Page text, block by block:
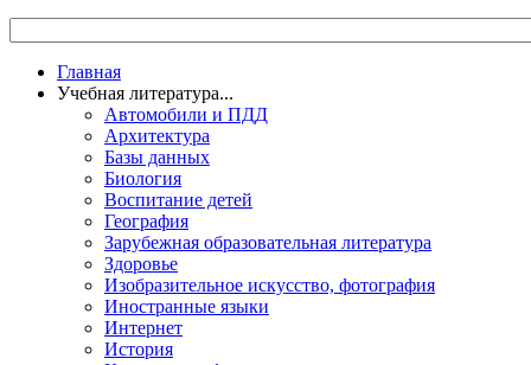
Главная
Учебная литература...
Автомобили и ПДД
Архитектура
Базы данных
Биология
Воспитание детей
География
Зарубежная образовательная литература
Здоровье
Изобразительное искусство, фотография
Иностранные языки
Интернет
История